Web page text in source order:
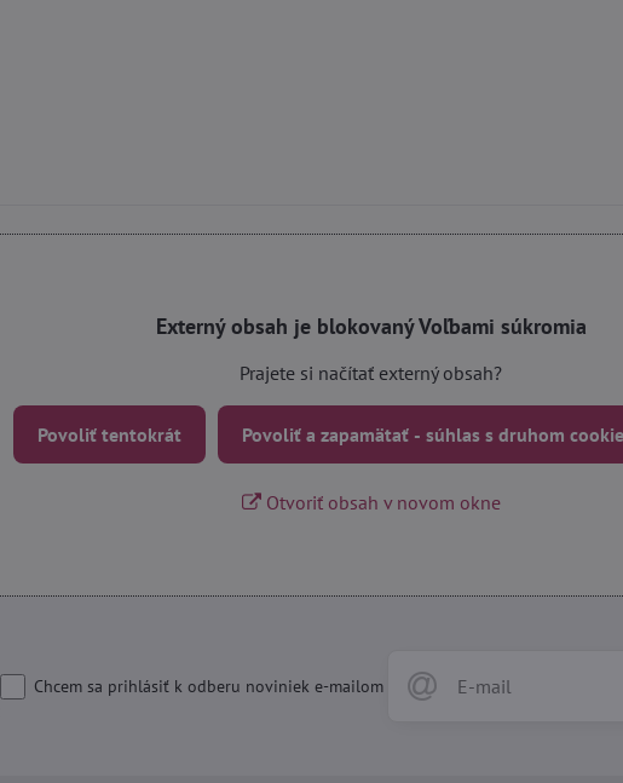
Externý obsah je blokovaný Voľbami súkromia
Prajete si načítať externý obsah?
Povoliť tentokrát Povoliť a zapamätať - súhlas s druhom
Otvoriť obsah v novom okne
Chcem sa prihlásiť k odberu noviniek e-mailom